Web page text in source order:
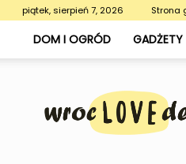
piątek, sierpień 7, 2026 Strona
DOM I OGRÓD GADŻETY